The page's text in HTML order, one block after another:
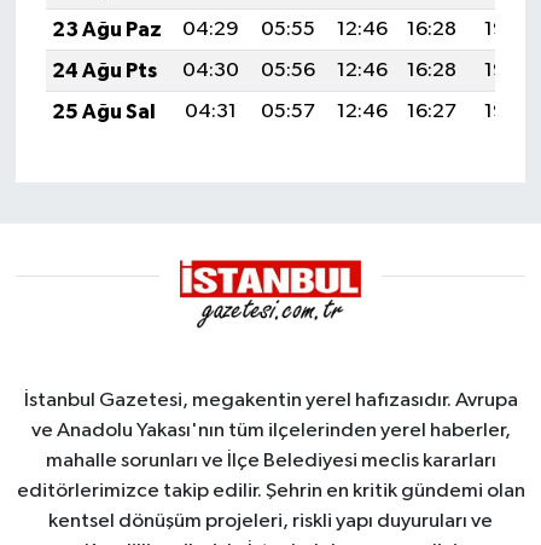
23 Ağu Paz
04:29 05:55 12:46 16:28
19:28
24 Ağu Pts
04:30 05:56 12:46 16:28
19:27
25 Ağu Sal
04:31 05:57 12:46 16:27 19:25
İstanbul Gazetesi, megakentin yerel hafızasıdır. Avrupa
ve Anadolu Yakası'nın tüm ilçelerinden yerel haberler,
mahalle sorunları ve İlçe Belediyesi meclis kararları
editörlerimizce takip edilir. Şehrin en kritik gündemi olan
kentsel dönüşüm projeleri, riskli yapı duyuruları ve